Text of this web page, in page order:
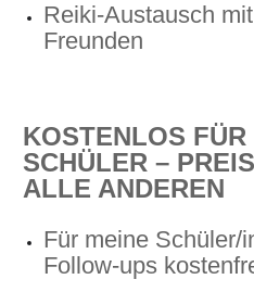
Reiki-Austausch
Freunden
KOSTENLOS FÜR
SCHÜLER –
ALLE ANDEREN
Für meine Schüler/
Follow-ups